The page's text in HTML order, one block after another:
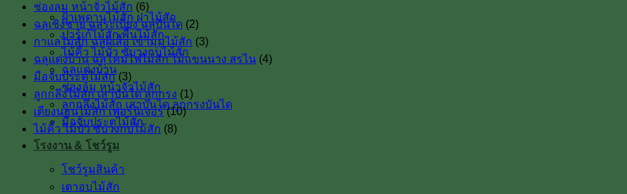
ฝ้าเพดานไม้สัก ฝาไม้สัก
ปาร์เก้ไม้สัก พื้นไม้สัก
ไม้คิ้ว ไม้บัว ซับวงกบไม้สัก
ฉลุแต่งบ้าน
ช่องลม หน้าจั่วไม้สัก
ลูกกลึงไม้สัก เสาบันได ลูกกรงบันได
มือจับประตูไม้สัก
โรงงาน & โชว์รูม
โชว์รูมสินค้า
เตาอบไม้สัก
ช่องลม หน้าจั่วไม้สัก (6)
ฉลุเชิงชาย ฉลุระเบียง ฉลุบันได (2)
กาแลไม้สัก ฉลุผีเสื้อ เข้ามุมไม้สัก (3)
ฉลุแต่งบ้าน ฉลุโคมไฟไม้สัก ไม้เเขนนาง สรไน (4)
มือจับประตูไม้สัก (3)
ลูกกลึงไม้สัก เสาบันใด ลูกกรง (1)
เตียงนอนไม้สัก เฟอร์นิเจอร์ (10)
ไม้คิ้ว ไม้บัว ซับวงกบไม้สัก (8)